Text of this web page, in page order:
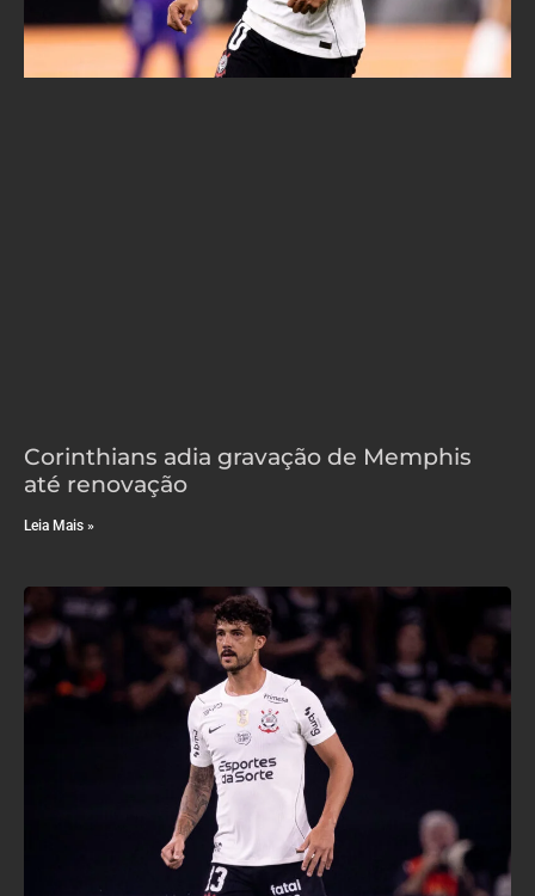
Corinthians adia gravação de Memphis
até renovação
Leia Mais »